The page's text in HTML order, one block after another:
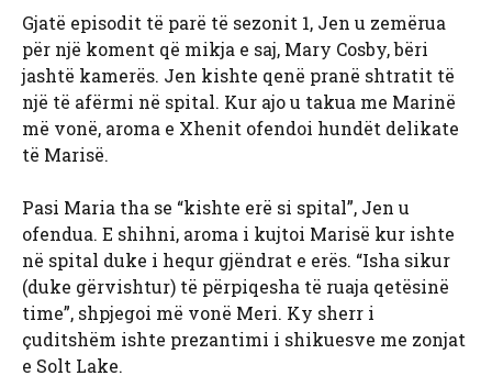
Gjatë episodit të parë të sezonit 1, Jen u zemërua
për një koment që mikja e saj, Mary Cosby, bëri
jashtë kamerës. Jen kishte qenë pranë shtratit të
një të afërmi në spital. Kur ajo u takua me Marinë
më vonë, aroma e Xhenit ofendoi hundët delikate
të Marisë.
Pasi Maria tha se “kishte erë si spital”, Jen u
ofendua. E shihni, aroma i kujtoi Marisë kur ishte
në spital duke i hequr gjëndrat e erës. “Isha sikur
(duke gërvishtur) të përpiqesha të ruaja qetësinë
time”, shpjegoi më vonë Meri. Ky sherr i
çuditshëm ishte prezantimi i shikuesve me zonjat
e Solt Lake.